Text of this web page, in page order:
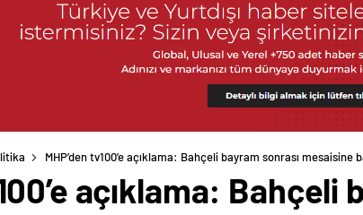
MHP’den tv100’e açıklama: Bahçeli bayram sonrası mesaisine
açıklama: